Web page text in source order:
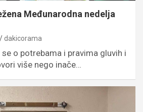
Međunarodna nedelja
dakicorama
o potrebama i pravima gluvih i
više nego inače…